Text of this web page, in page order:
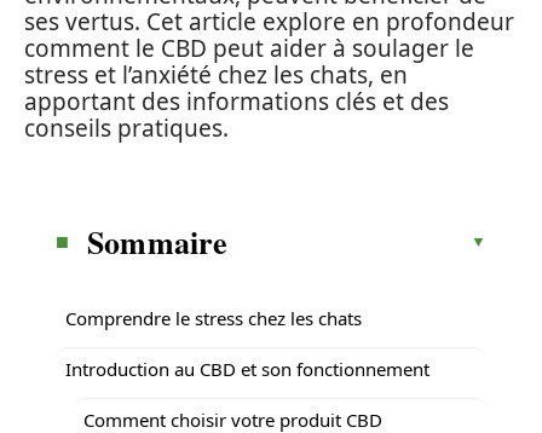
ses vertus. Cet article explore en profondeur
comment le CBD peut aider à soulager le
stress et l’anxiété chez les chats, en
apportant des informations clés et des
conseils pratiques.
Sommaire
Comprendre le stress chez les chats
Introduction au CBD et son fonctionnement
Comment choisir votre produit CBD